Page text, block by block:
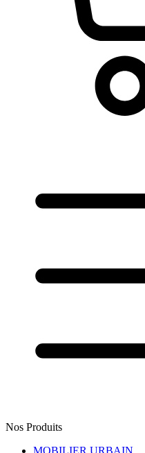
Nos Produits
MOBILIER URBAIN